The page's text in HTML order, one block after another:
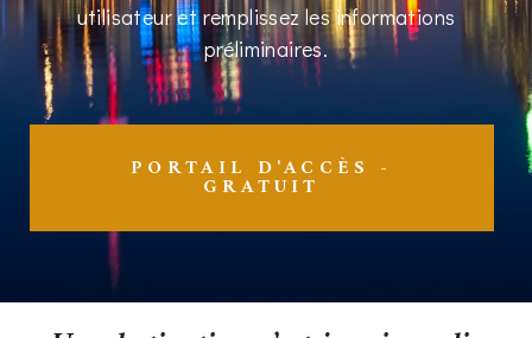
utilisateur et remplissez les informations
préliminaires.
PORTAIL D'ACCÈS -
GRATUIT